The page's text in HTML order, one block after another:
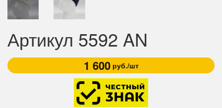
Артикул 5592 AN
1 600руб./шт